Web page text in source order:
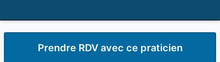
Prendre RDV avec ce praticien